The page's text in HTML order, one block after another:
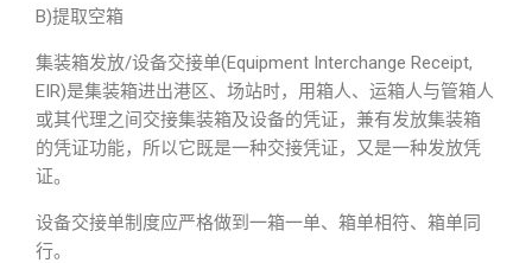
B)提取空箱
集装箱发放/设备交接单(Equipment Interchange Receipt,
EIR)是集装箱进出港区、场站时，用箱人、运箱人与管箱人
或其代理之间交接集装箱及设备的凭证，兼有发放集装箱
的凭证功能，所以它既是一种交接凭证，又是一种发放凭
证。
设备交接单制度应严格做到一箱一单、箱单相符、箱单同
行。